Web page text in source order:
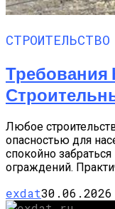
Любое
опасностью для
спокойно
ограждений.
exdat30.06.2026